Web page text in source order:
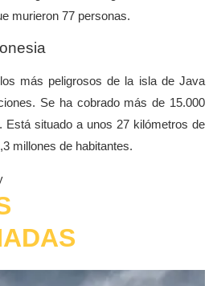
murieron 77 personas.
más peligrosos de la isla de Java
Se ha cobrado más de 15.000
Está situado a unos 27 kilómetros de
millones de habitantes.